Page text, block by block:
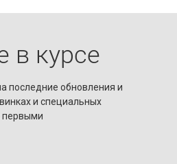
в курсе
последние обновления и
и специальных
первыми